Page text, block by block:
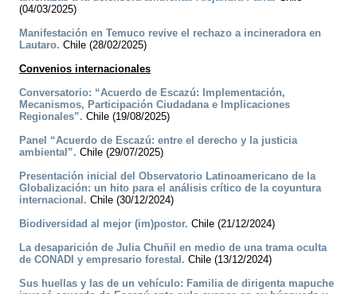
(04/03/2025)
Manifestación en Temuco revive el rechazo a incineradora en
Lautaro. Chile (28/02/2025)
Convenios internacionales
Conversatorio: “Acuerdo de Escazú: Implementación,
Mecanismos, Participación Ciudadana e Implicaciones
Regionales”. Chile (19/08/2025)
Panel “Acuerdo de Escazú: entre el derecho y la justicia
ambiental”. Chile (29/07/2025)
Presentación inicial del Observatorio Latinoamericano de la
Globalización: un hito para el análisis crítico de la coyuntura
internacional. Chile (30/12/2024)
Biodiversidad al mejor (im)postor. Chile (21/12/2024)
La desaparición de Julia Chuñil en medio de una trama oculta
de CONADI y empresario forestal. Chile (13/12/2024)
Sus huellas y las de un vehículo: Familia de dirigenta mapuche